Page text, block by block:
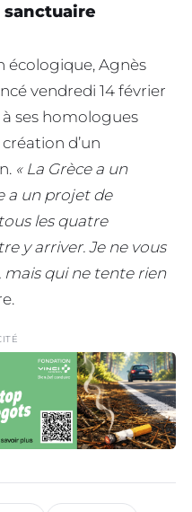
sanctuaire
écologique, Agnès
vendredi 14 février
ses homologues
d’un
« La Grèce a un
a un projet de
les quatre
y arriver. Je ne vous
mais qui ne tente rien